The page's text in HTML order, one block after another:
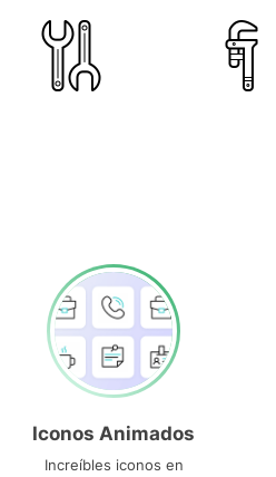
Iconos Animados
Increíbles iconos en